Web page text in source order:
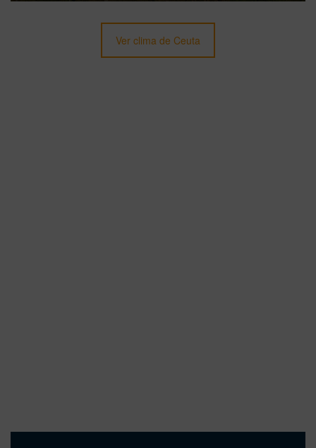
Ver clima de Ceuta